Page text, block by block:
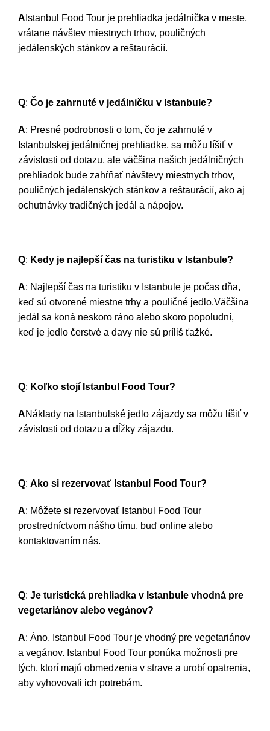
A Istanbul Food Tour je prehliadka jedálnička v meste,
vrátane návštev miestnych trhov, pouličných
jedálenských stánkov a reštaurácií.
Q: Čo je zahrnuté v jedálničku v Istanbule?
A: Presné podrobnosti o tom, čo je zahrnuté v
Istanbulskej jedálničnej prehliadke, sa môžu líšiť v
závislosti od dotazu, ale väčšina našich jedálničných
prehliadok bude zahŕňať návštevy miestnych trhov,
pouličných jedálenských stánkov a reštaurácií, ako aj
ochutnávky tradičných jedál a nápojov.
Q: Kedy je najlepší čas na turistiku v Istanbule?
A: Najlepší čas na turistiku v Istanbule je počas dňa,
keď sú otvorené miestne trhy a pouličné jedlo.Väčšina
jedál sa koná neskoro ráno alebo skoro popoludní,
keď je jedlo čerstvé a davy nie sú príliš ťažké.
Q: Koľko stojí Istanbul Food Tour?
ANáklady na Istanbulské jedlo zájazdy sa môžu líšiť v
závislosti od dotazu a dĺžky zájazdu.
Q: Ako si rezervovať Istanbul Food Tour?
A: Môžete si rezervovať Istanbul Food Tour
prostredníctvom nášho tímu, buď online alebo
kontaktovaním nás.
Q: Je turistická prehliadka v Istanbule vhodná pre
vegetariánov alebo vegánov?
A: Áno, Istanbul Food Tour je vhodný pre vegetariánov
a vegánov. Istanbul Food Tour ponúka možnosti pre
tých, ktorí majú obmedzenia v strave a urobí opatrenia,
aby vyhovovali ich potrebám.